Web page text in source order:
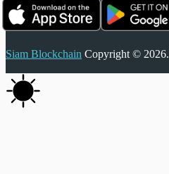
Siam Blockchain Copyright © 2026.